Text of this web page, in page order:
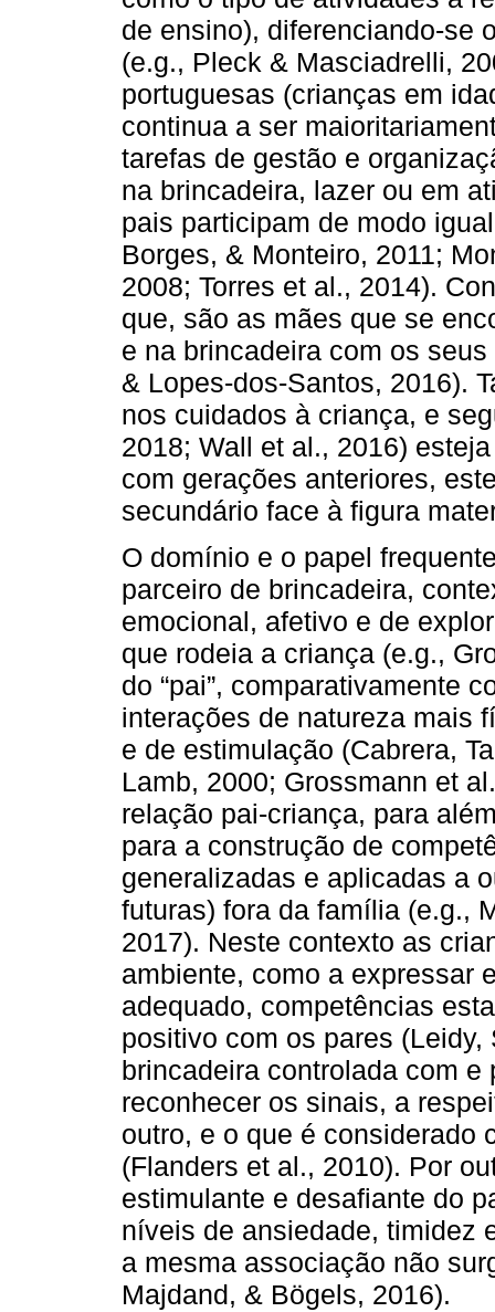
de ensino), diferenciando-se
(e.g., Pleck & Masciadrelli,
portuguesas (crianças em
continua a ser
tarefas de gestão e
na brincadeira, lazer ou em
pais participam de modo
Borges, & Monteiro, 2011;
2008; Torres et al., 2014).
que, são as mães que se
e na brincadeira com os
& Lopes-dos-Santos, 2016).
nos cuidados à criança, e
2018; Wall et al., 2016)
com gerações anteriores,
secundário face à figura
O domínio e o papel
parceiro de brincadeira,
emocional, afetivo e de
que rodeia a criança (e.g.,
do “pai”, comparativamente
interações de natureza mais
e de estimulação (Cabrera,
Lamb, 2000; Grossmann et
relação pai-criança, para
para a construção de
generalizadas e aplicadas a
futuras) fora da família (e.g.,
2017). Neste contexto as
ambiente, como a expressar
adequado, competências
positivo com os pares
brincadeira controlada com
reconhecer os sinais, a
outro, e o que é considerado
(Flanders et al., 2010). Por
estimulante e desafiante do
níveis de ansiedade, timidez
a mesma associação não
Majdand, & Bögels, 2016).